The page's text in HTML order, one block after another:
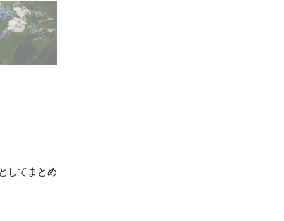
してまとめ